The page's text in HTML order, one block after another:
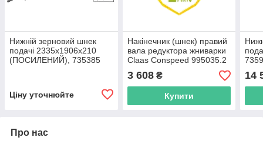
Нижній зерновий шнек
подачі 2335х1906х210
(ПОСИЛЕНИЙ), 735385
Ціну уточнюйте
Накінечник (шнек) правий
вала редуктора жниварки
Claas Conspeed 995035.2
995035
3 608₴
Купити
14
Про нас